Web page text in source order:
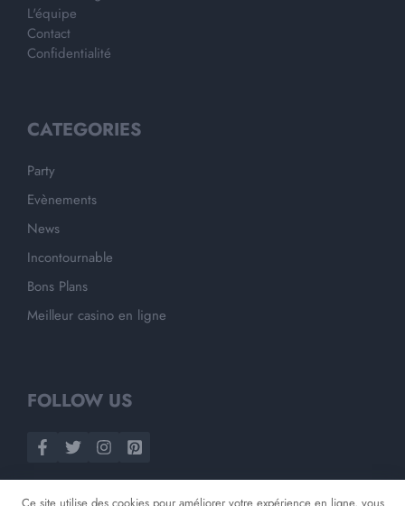
L'équipe
Contact
Confidentialité
CATEGORIES
Party
Evènements
News
Incontournable
Bons Plans
Meilleur casino en ligne
FOLLOW US